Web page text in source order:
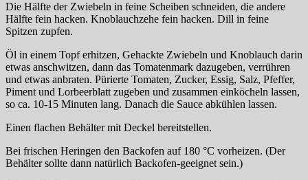
Die Hälfte der Zwiebeln in feine Scheiben schneiden, die andere
Hälfte fein hacken. Knoblauchzehe fein hacken. Dill in feine
Spitzen zupfen.
Öl in einem Topf erhitzen, Gehackte Zwiebeln und Knoblauch darin
etwas anschwitzen, dann das Tomatenmark dazugeben, verrühren
und etwas anbraten. Pürierte Tomaten, Zucker, Essig, Salz, Pfeffer,
Piment und Lorbeerblatt zugeben und zusammen einköcheln lassen,
so ca. 10-15 Minuten lang. Danach die Sauce abkühlen lassen.
Einen flachen Behälter mit Deckel bereitstellen.
Bei frischen Heringen den Backofen auf 180 °C vorheizen. (Der
Behälter sollte dann natürlich Backofen-geeignet sein.)